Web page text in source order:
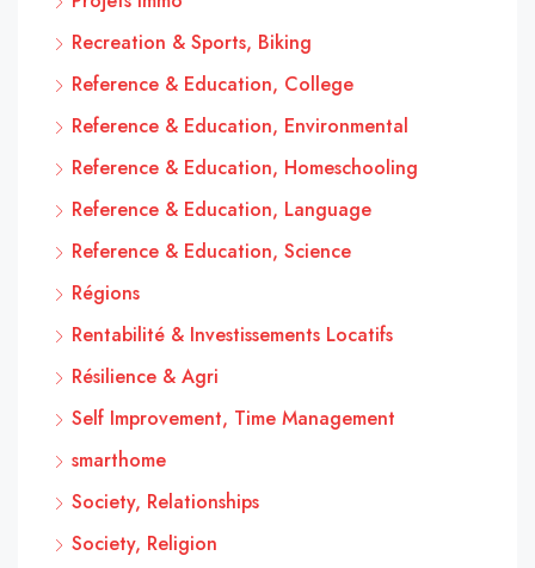
Recreation & Sports, Biking
Reference & Education, College
Reference & Education, Environmental
Reference & Education, Homeschooling
Reference & Education, Language
Reference & Education, Science
Régions
Rentabilité & Investissements Locatifs
Résilience & Agri
Self Improvement, Time Management
smarthome
Society, Relationships
Society, Religion